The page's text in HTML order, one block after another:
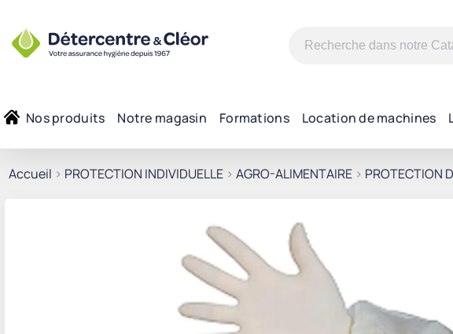
Recherche
Nos produits Notre magasin Formations Location de machines
Accueil > PROTECTION INDIVIDUELLE > AGRO-ALIMENTAIRE > PROTECTION